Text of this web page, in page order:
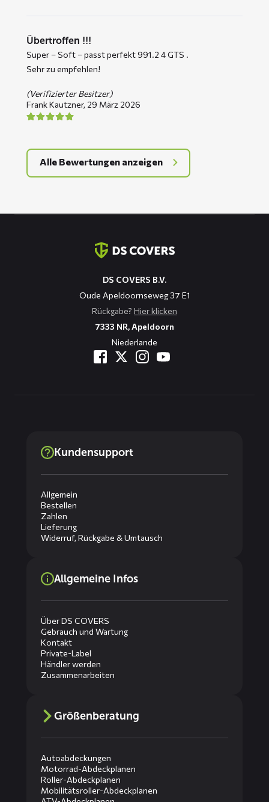
Übertroffen !!!
Super – Soft – passt perfekt 991.2 4 GTS .
Sehr zu empfehlen!
(Verifizierter Besitzer)
Frank Kautzner, 29 März 2026
Alle Bewertungen anzeigen
DS COVERS B.V.
Oude Apeldoornseweg 37 E1
Rückgabe? Hier klicken
7333 NR, Apeldoorn
Niederlande
Kundensupport
Allgemein
Bestellen
Zahlen
Lieferung
Widerruf, Rückgabe & Umtausch
Allgemeine Infos
Über DS COVERS
Gebrauch und Wartung
Kontakt
Private-Label
Händler werden
Zusammenarbeiten
Größenberatung
Autoabdeckungen
Motorrad-Abdeckplanen
Roller-Abdeckplanen
Mobilitätsroller-Abdeckplanen